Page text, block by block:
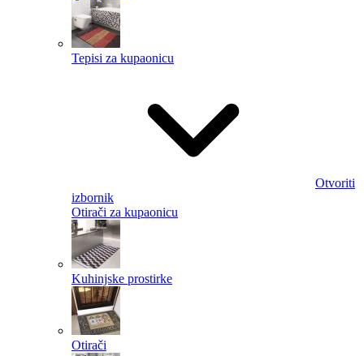
Tepisi za kupaonicu
Otvoriti
izbornik
Otirači za kupaonicu
Kuhinjske prostirke
Otirači